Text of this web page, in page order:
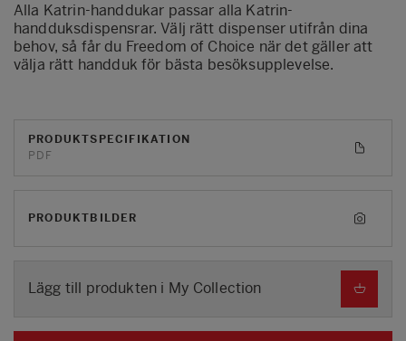
Alla Katrin-handdukar passar alla Katrin-
handduksdispensrar. Välj rätt dispenser utifrån dina
behov, så får du Freedom of Choice när det gäller att
välja rätt handduk för bästa besöksupplevelse.
PRODUKTSPECIFIKATION
PDF
PRODUKTBILDER
Lägg till produkten i My Collection